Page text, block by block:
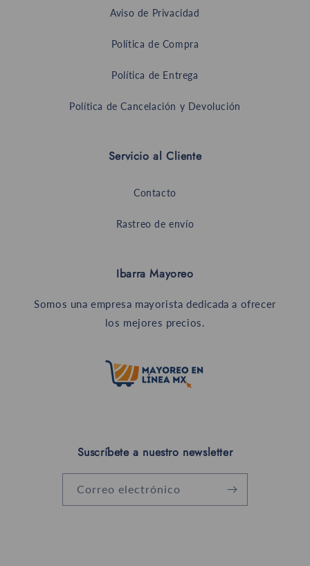
Aviso de Privacidad
Política de Compra
Política de Entrega
Política de Cancelación y Devolución
Servicio al Cliente
Contacto
Rastreo de envío
Ibarra Mayoreo
Somos una empresa mayorista dedicada a ofrecer
los mejores precios.
Suscríbete a nuestro newsletter
Correo electrónico